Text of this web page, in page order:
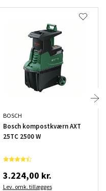
BOSCH
Bosch kompostkværn AXT
25TC 2500 W
3.224,00 kr.
Lev. omk. tillægges